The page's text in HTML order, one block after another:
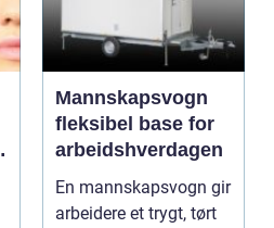
Mannskapsvogn
fleksibel base for
arbeidshverdagen
En mannskapsvogn gir
arbeidere et trygt, tørt